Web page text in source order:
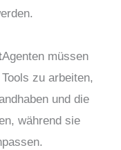
Agenten müssen
zu arbeiten,
und die
während sie